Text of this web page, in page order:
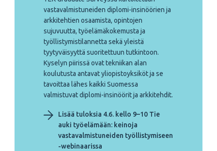
vastavalmistuneiden diplomi-insinöörien ja
arkkitehtien osaamista, opintojen
sujuvuutta, työelämäkokemusta ja
työllistymistilannetta sekä yleistä
tyytyväisyyttä suoritettuun tutkintoon.
Kyselyn piirissä ovat tekniikan alan
koulutusta antavat yliopistoyksiköt ja se
tavoittaa lähes kaikki Suomessa
valmistuvat diplomi-insinöörit ja arkkitehdit.
Lisää tuloksia 4.6. kello 9–10 Tie
auki työelämään: keinoja
vastavalmistuneiden työllistymiseen
-webinaarissa